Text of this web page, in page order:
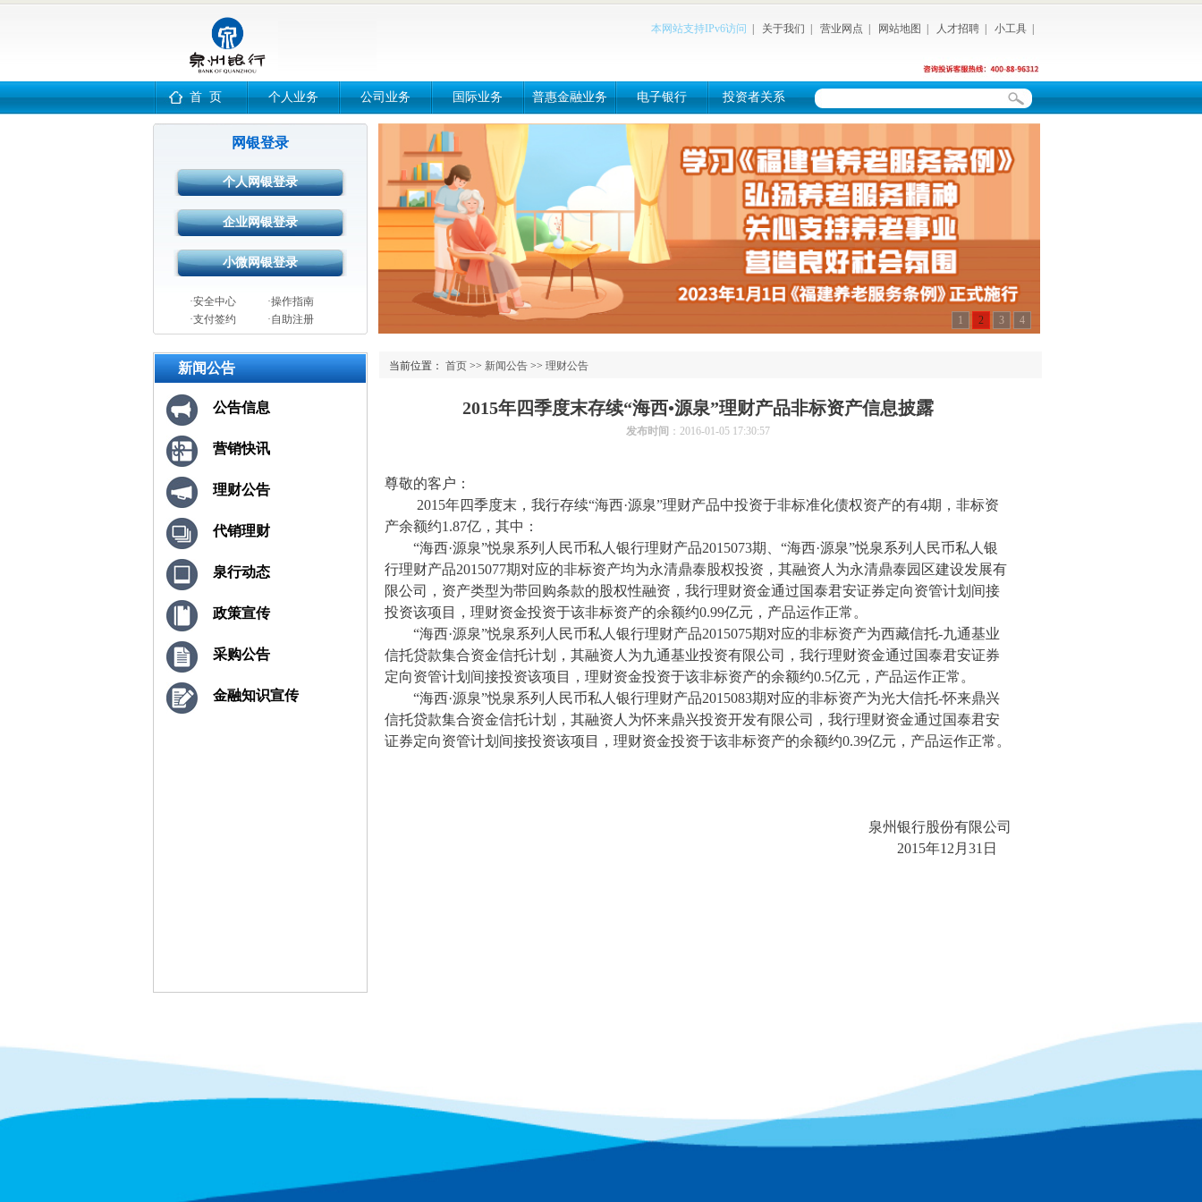
本网站支持IPv6访问 关于我们 营业网点 网站地图 人才招聘 小工具
个人业务 公司业务 国际业务 普惠金融业务 电子银行 投资者关系
首 页
网银登录
·安全中心
·操作指南
·支付签约
·自助注册
新闻公告
公告信息
营销快讯
理财公告
代销理财
泉行动态
政策宣传
采购公告
金融知识宣传
1 2 3 4
当前位置： 首页 >> 新闻公告 >> 理财公告
2015年四季度末存续“海西•源泉”理财产品非标资产信息披露
发布时间 ：2016-01-05 17:30:57
尊敬的客户：
2015年四季度末，我行存续“海西·源泉”理财产品中投资于非标准化债权资产的有4期，非标资
产余额约1.87亿，其中：
“海西·源泉”悦泉系列人民币私人银行理财产品2015073期、“海西·源泉”悦泉系列人民币私人银
行理财产品2015077期对应的非标资产均为永清鼎泰股权投资，其融资人为永清鼎泰园区建设发展有
限公司，资产类型为带回购条款的股权性融资，我行理财资金通过国泰君安证券定向资管计划间接
投资该项目，理财资金投资于该非标资产的余额约0.99亿元，产品运作正常。
“海西·源泉”悦泉系列人民币私人银行理财产品2015075期对应的非标资产为西藏信托-九通基业
信托贷款集合资金信托计划，其融资人为九通基业投资有限公司，我行理财资金通过国泰君安证券
定向资管计划间接投资该项目，理财资金投资于该非标资产的余额约0.5亿元，产品运作正常。
“海西·源泉”悦泉系列人民币私人银行理财产品2015083期对应的非标资产为光大信托-怀来鼎兴
信托贷款集合资金信托计划，其融资人为怀来鼎兴投资开发有限公司，我行理财资金通过国泰君安
证券定向资管计划间接投资该项目，理财资金投资于该非标资产的余额约0.39亿元，产品运作正常。
泉州银行股份有限公司
2015年12月31日